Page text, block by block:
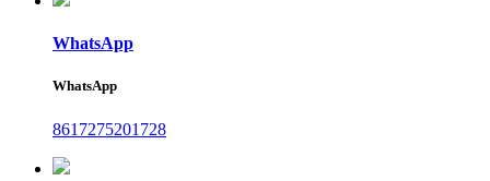
WhatsApp
WhatsApp
8617275201728